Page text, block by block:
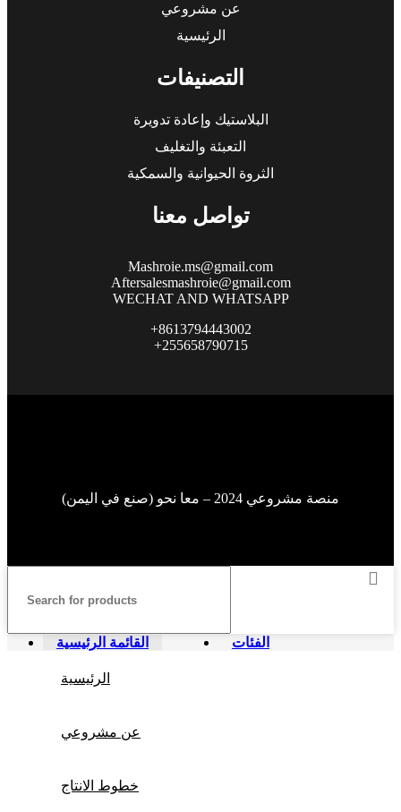
تواصل معنا
Mashroie.ms@gmail.com
Aftersalesmashroie@gmail.com
WECHAT AND WHATSAPP
+8613794443002
+255658790715
التصنيفات
البلاستيك وإعادة تدويرة
التعبئة والتغليف
الثروة الحيوانية والسمكية
عن مشروعي
الرئيسية
منصة مشروعي 2024 – معا نحو (صنع في اليمن)
القائمة الرئيسية الفئات
الرئيسية
عن مشروعي
خطوط الانتاج